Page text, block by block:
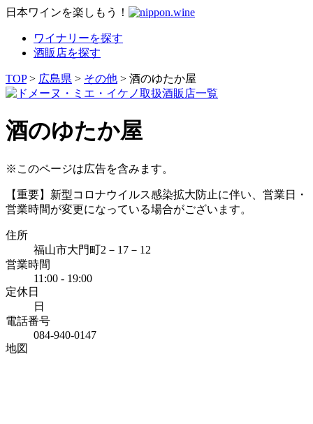
日本ワインを楽しもう！
ワイナリーを探す
酒販店を探す
TOP> 広島県 > その他 > 酒のゆたか屋
酒のゆたか屋
※このページは広告を含みます。
【重要】新型コロナウイルス感染拡大防止に伴い、営業日・
営業時間が変更になっている場合がございます。
住所
福山市大門町2－17－12
営業時間
11:00 - 19:00
定休日
日
電話番号
084-940-0147
地図